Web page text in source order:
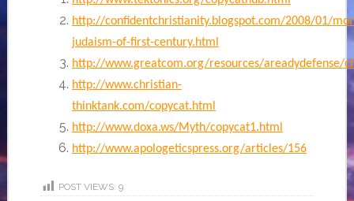
http://confidentchristianity.blogspot.com/2008/01/
judaism-of-first-century.html
http://www.greatcom.org/resources/areadydefense/
http://www.christian-
thinktank.com/copycat.html
http://www.doxa.ws/Myth/copycat1.html
http://www.apologeticspress.org/articles/156
POST VIEWS: 9